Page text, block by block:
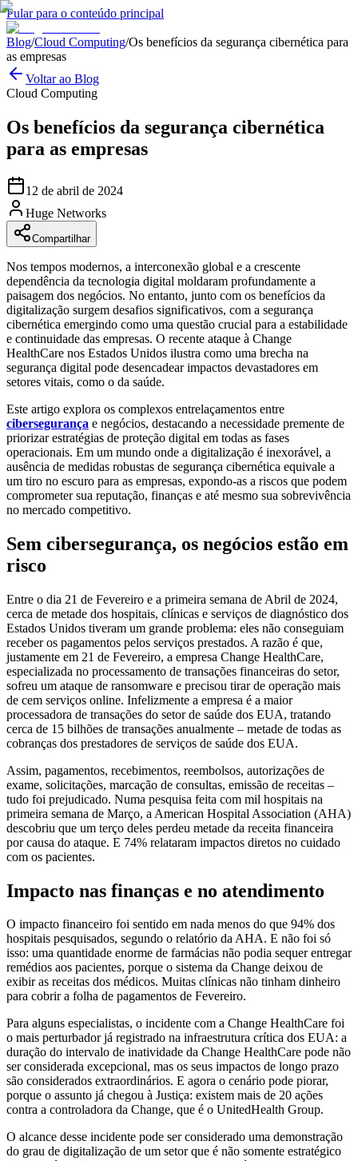
Pular para o conteúdo principal
Blog/Cloud Computing/Os benefícios da segurança cibernética para
as empresas
Voltar ao Blog
Cloud Computing
Os benefícios da segurança cibernética
para as empresas
12 de abril de 2024
Huge Networks
Compartilhar
Nos tempos modernos, a interconexão global e a crescente
dependência da tecnologia digital moldaram profundamente a
paisagem dos negócios. No entanto, junto com os benefícios da
digitalização surgem desafios significativos, com a segurança
cibernética emergindo como uma questão crucial para a estabilidade
e continuidade das empresas. O recente ataque à Change
HealthCare nos Estados Unidos ilustra como uma brecha na
segurança digital pode desencadear impactos devastadores em
setores vitais, como o da saúde.
Este artigo explora os complexos entrelaçamentos entre
cibersegurança e negócios, destacando a necessidade premente de
priorizar estratégias de proteção digital em todas as fases
operacionais. Em um mundo onde a digitalização é inexorável, a
ausência de medidas robustas de segurança cibernética equivale a
um tiro no escuro para as empresas, expondo-as a riscos que podem
comprometer sua reputação, finanças e até mesmo sua sobrevivência
no mercado competitivo.
Sem cibersegurança, os negócios estão em
risco
Entre o dia 21 de Fevereiro e a primeira semana de Abril de 2024,
cerca de metade dos hospitais, clínicas e serviços de diagnóstico dos
Estados Unidos tiveram um grande problema: eles não conseguiam
receber os pagamentos pelos serviços prestados. A razão é que,
justamente em 21 de Fevereiro, a empresa Change HealthCare,
especializada no processamento de transações financeiras do setor,
sofreu um ataque de ransomware e precisou tirar de operação mais
de cem serviços online. Infelizmente a empresa é a maior
processadora de transações do setor de saúde dos EUA, tratando
cerca de 15 bilhões de transações anualmente – metade de todas as
cobranças dos prestadores de serviços de saúde dos EUA.
Assim, pagamentos, recebimentos, reembolsos, autorizações de
exame, solicitações, marcação de consultas, emissão de receitas –
tudo foi prejudicado. Numa pesquisa feita com mil hospitais na
primeira semana de Março, a American Hospital Association (AHA)
descobriu que um terço deles perdeu metade da receita financeira
por causa do ataque. E 74% relataram impactos diretos no cuidado
com os pacientes.
Impacto nas finanças e no atendimento
O impacto financeiro foi sentido em nada menos do que 94% dos
hospitais pesquisados, segundo o relatório da AHA. E não foi só
isso: uma quantidade enorme de farmácias não podia sequer entregar
remédios aos pacientes, porque o sistema da Change deixou de
exibir as receitas dos médicos. Muitas clínicas não tinham dinheiro
para cobrir a folha de pagamentos de Fevereiro.
Para alguns especialistas, o incidente com a Change HealthCare foi
o mais perturbador já registrado na infraestrutura crítica dos EUA: a
duração do intervalo de inatividade da Change HealthCare pode não
ser considerada excepcional, mas os seus impactos de longo prazo
são considerados extraordinários. E agora o cenário pode piorar,
porque o assunto já chegou à Justiça: existem mais de 20 ações
contra a controladora da Change, que é o UnitedHealth Group.
O alcance desse incidente pode ser considerado uma demonstração
do grau de digitalização de um setor que é não somente estratégico